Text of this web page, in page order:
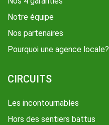
Notre équipe
Nos partenaires
Pourquoi une agence locale?
CIRCUITS
Les incontournables
Hors des sentiers battus